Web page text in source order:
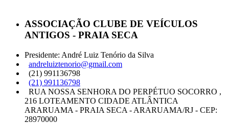
ASSOCIAÇÃO CLUBE DE VEÍCULOS
ANTIGOS - PRAIA SECA
Presidente: André Luiz Tenório da Silva
andreluiztenorio@gmail.com
(21) 991136798
(21) 991136798
RUA NOSSA SENHORA DO PERPÉTUO SOCORRO ,
216 LOTEAMENTO CIDADE ATLÂNTICA
ARARUAMA - PRAIA SECA - ARARUAMA/RJ - CEP:
28970000